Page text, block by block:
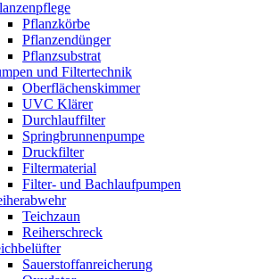
Pflanzkörbe
Pflanzendünger
Pflanzsubstrat
und Filtertechnik
Oberflächenskimmer
UVC Klärer
Durchlauffilter
Springbrunnenpumpe
Druckfilter
Filtermaterial
Filter- und Bachlaufpumpen
Teichzaun
Reiherschreck
Sauerstoffanreicherung